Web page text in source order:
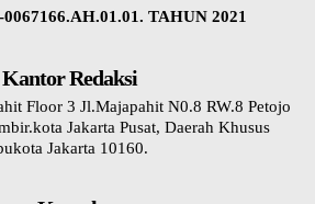
TAHUN 2021
Kantor Redaksi
Floor 3 Jl.Majapahit N0.8 RW.8 Petojo
Jakarta Pusat, Daerah Khusus
Jakarta 10160.